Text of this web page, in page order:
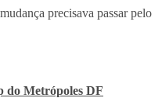
precisava passar pelo
do Metrópoles DF